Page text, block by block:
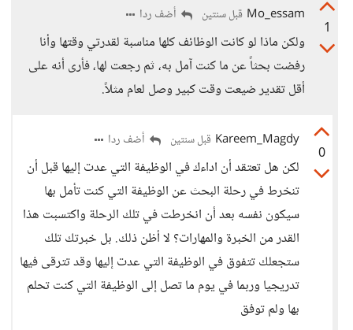
1
Mo_essam قبل سنتين أضف ردا
ولكن ماذا لو كانت الوظائف كلها مناسبة لقدرتي وقتها وأنا
رفضت بحثاً عن ما كنت آمل به، ثم رجعت لها، فأرى أنه على
أقل تقدير ضيعت وقت كبير وصل لعام مثلاً.
0
Kareem_Magdy قبل سنتين أضف ردا
لكن هل تعتقد أن اداءك في الوظيفة التي عدت إليها قبل أن
تنخرط في رحلة البحث عن الوظيفة التي كنت تأمل بها
سيكون نفسه بعد أن انخرطت في تلك الرحلة واكتسبت هذا
القدر من الخبرة والمهارات؟ لا أظن ذلك. بل خبرتك تلك
ستجعلك تتفوق في الوظيفة التي عدت إليها وقد تترقى فيها
تدريجيا وربما في يوم ما تصل إلى الوظيفة التي كنت تحلم
بها ولم توفق